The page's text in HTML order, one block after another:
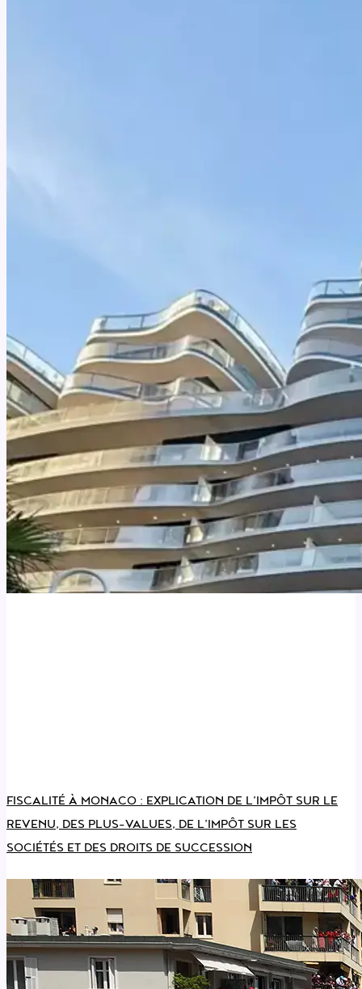
FISCALITÉ À MONACO : EXPLICATION DE L’IMPÔT SUR LE
REVENU, DES PLUS-VALUES, DE L’IMPÔT SUR LES
SOCIÉTÉS ET DES DROITS DE SUCCESSION